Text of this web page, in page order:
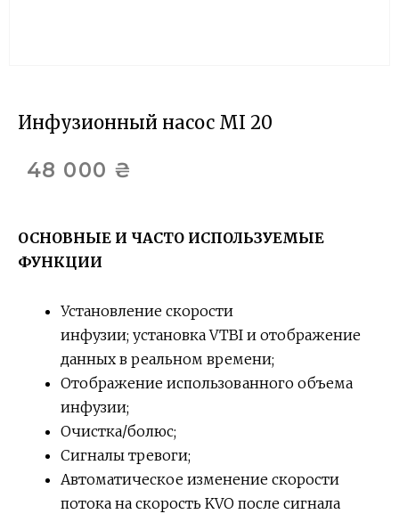
Инфузионный насос MI 20
48 000 ₴
ОСНОВНЫЕ И ЧАСТО ИСПОЛЬЗУЕМЫЕ
ФУНКЦИИ
Установление скорости
инфузии; установка VTBI и отображение
данных в реальном времени;
Отображение использованного объема
инфузии;
Очистка/болюс;
Сигналы тревоги;
Автоматическое изменение скорости
потока на скорость KVO после сигнала